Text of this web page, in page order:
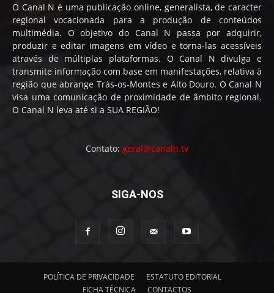
O Canal N é uma publicação online, generalista, de caracter
regional vocacionada para a produção de conteúdos
multimédia. O objetivo do Canal N passa por adquirir,
produzir e editar imagens em vídeo e torna-las acessíveis
através de múltiplas plataformas. O Canal N divulga e
transmite informação com base em manifestações, relativa à
região que abrange Trás-os-Montes e Alto Douro. O Canal N
visa uma comunicação de proximidade de âmbito regional.
O Canal N leva até si a SUA REGIÃO!
Contato: geral@canaln.tv
SIGA-NOS
POLÍTICA DE PRIVACIDADE
ESTATUTO EDITORIAL
FICHA TÉCNICA
CONTACTOS